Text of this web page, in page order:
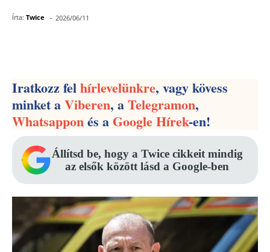
Írta: Twice - 2026/06/11
Iratkozz felhírlevelünkre, vagy kövess
minket aViberen, aTelegramon,
Whatsapponés aGoogle Hírek-en!
Állítsd be, hogy a Twice cikkeit mindig
az elsők között lásd a Google-ben